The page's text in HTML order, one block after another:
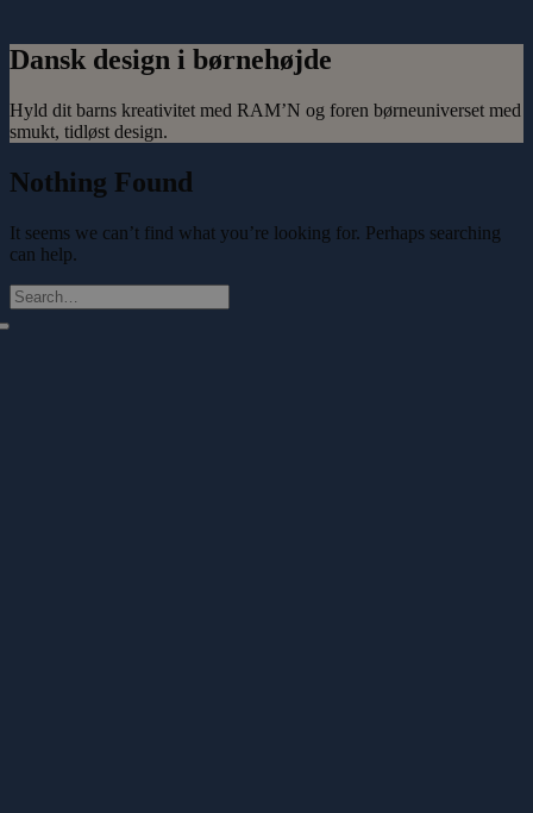
Dansk design i børnehøjde
Hyld dit barns kreativitet med RAM’N og foren børneuniverset med
smukt, tidløst design.
Nothing Found
It seems we can’t find what you’re looking for. Perhaps searching
can help.